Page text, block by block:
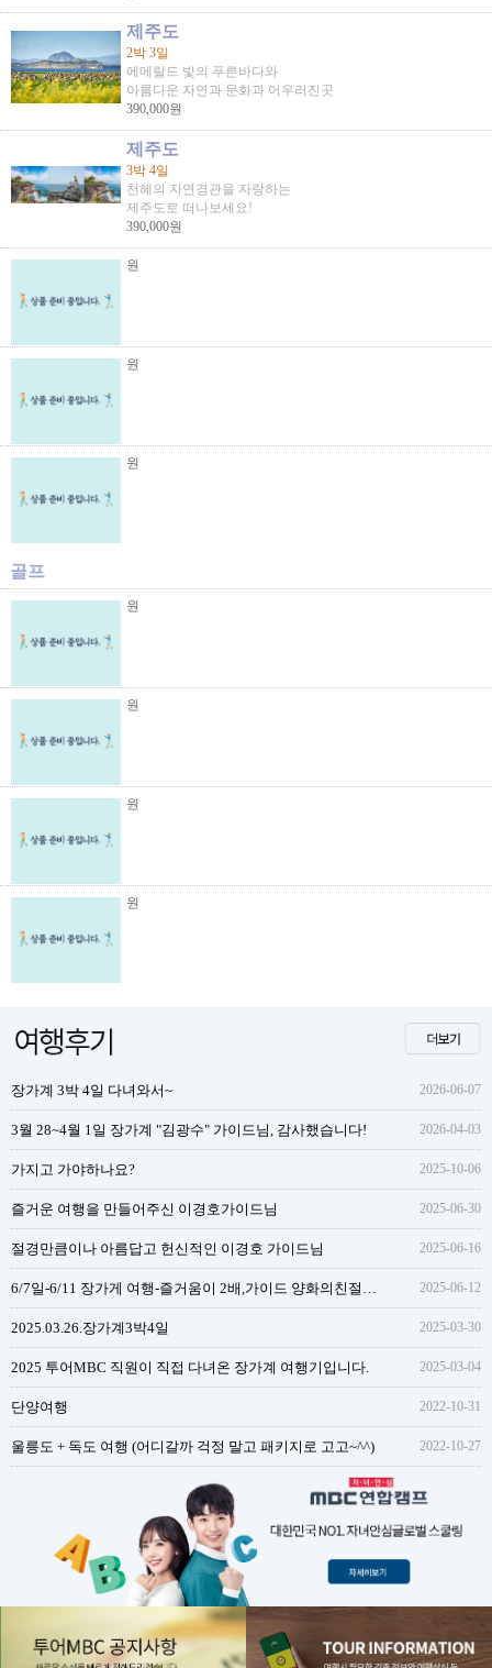
제주도
2박 3일
에메랄드 빛의 푸른바다와
아름다운 자연과 문화과 어우러진곳
390,000원
제주도
3박 4일
천혜의 자연경관을 자랑하는
제주도로 떠나보세요!
390,000원
원
원
원
골프
원
원
원
원
장가계 3박 4일 다녀와서~ 2026-06-07
3월 28~4월 1일 장가계 "김광수" 가이드님, 감사했습니다! 2026-04-03
가지고 가야하나요? 2025-10-06
즐거운 여행을 만들어주신 이경호가이드님 2025-06-30
절경만큼이나 아름답고 헌신적인 이경호 가이드님 2025-06-16
2025-06-12
2025.03.26.장가계3박4일 2025-03-30
2025 투어MBC 직원이 직접 다녀온 장가계 여행기입니다. 2025-03-04
단양여행 2022-10-31
울릉도 + 독도 여행 (어디갈까 걱정 말고 패키지로 고고~^^) 2022-10-27